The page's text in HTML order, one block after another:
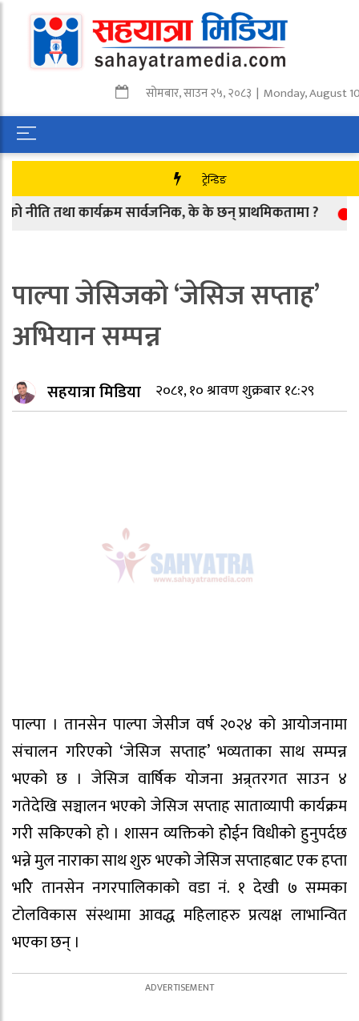
सोमबार,साउन२५,२०८३ | Monday, August
ट्रेन्डिङ
कार्यक्रम सार्वजनिक, के के छन् प्राथमिकतामा ?
पाल्पा जेसिजको ‘जेसिज सप्ताह’
अभियान सम्पन्न
सहयात्रा मिडिया २०८१, १० श्रावण शुक्रबार १८:२९
पाल्पा । तानसेन पाल्पा जेसीज वर्ष २०२४ को आयोजनामा
संचालन गरिएको ‘जेसिज सप्ताह’ भव्यताका साथ सम्पन्न
भएको छ । जेसिज वार्षिक योजना अन्र्तरगत साउन ४
गतेदेखि सञ्चालन भएको जेसिज सप्ताह साताव्यापी कार्यक्रम
गरी सकिएको हो । शासन व्यक्तिको होेईन विधीको हुनुपर्दछ
भन्ने मुल नाराका साथ शुरु भएको जेसिज सप्ताहबाट एक हप्ता
भरिे तानसेन नगरपालिकाको वडा नं. १ देखी ७ सम्मका
टोलविकास संस्थामा आवद्ध महिलाहरु प्रत्यक्ष लाभान्वित
भएका छन् ।